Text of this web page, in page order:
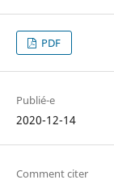
PDF
Publié-e
2020-12-14
Comment citer